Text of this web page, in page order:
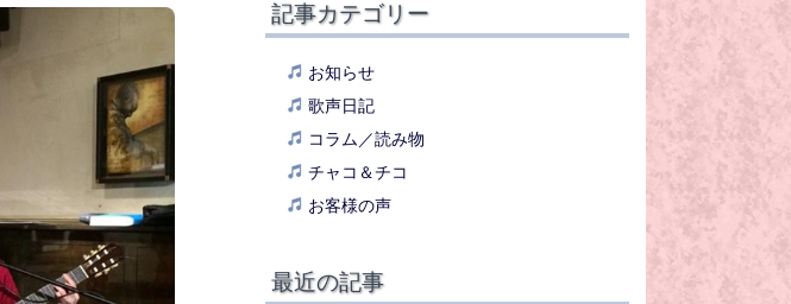
記事カテゴリー
お知らせ
歌声日記
コラム／読み物
チャコ＆チコ
お客様の声
最近の記事